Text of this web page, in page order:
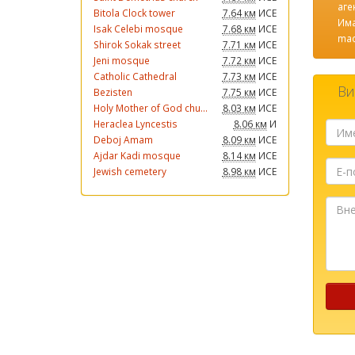
Bitola Clock tower
7.64 км ИСЕ
Isak Celebi mosque
7.68 км ИСЕ
Shirok Sokak street
7.71 км ИСЕ
Jeni mosque
7.72 км ИСЕ
Catholic Cathedral
7.73 км ИСЕ
Bezisten
7.75 км ИСЕ
Holy Mother of God chu...
8.03 км ИСЕ
Heraclea Lyncestis
8.06 км И
Deboj Amam
8.09 км ИСЕ
Ajdar Kadi mosque
8.14 км ИСЕ
Jewish cemetery
8.98 км ИСЕ
пошта
Внесете